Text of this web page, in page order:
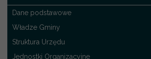
Dane podstawowe
Władze Gminy
Struktura Urzędu
Jednostki Organizacyjne